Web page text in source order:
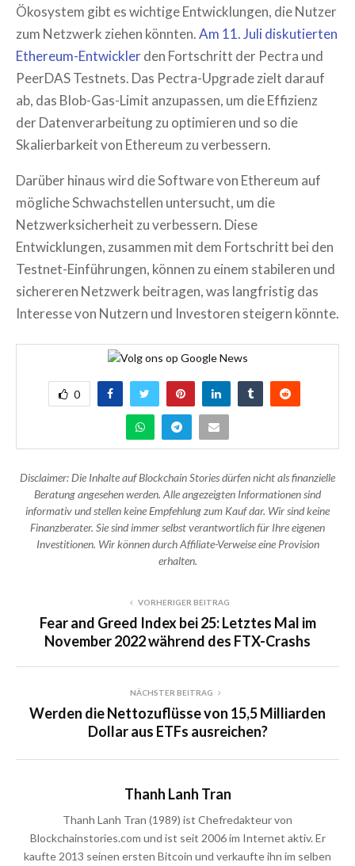
Ökosystem gibt es wichtige Entwicklungen, die Nutzer
zum Netzwerk ziehen könnten.Am 11. Juli diskutierten
Ethereum-Entwicklerden Fortschritt der Pectra und
PeerDAS Testnets. Das Pectra-Upgrade zielt darauf
ab, das Blob-Gas-Limit anzupassen, um die Effizienz
der Datenverarbeitung zu optimieren und so die
Skalierbarkeit von Ethereum zu verbessern.
Darüber hinaus wird die Software von Ethereum auf
mögliche Schwachstellen untersucht, um die
Netzwerksicherheit zu verbessern. Diese
Entwicklungen, zusammen mit dem Fortschritt bei den
Testnet-Einführungen, können zu einem stabileren und
sichereren Netzwerk beitragen, was langfristig das
Interesse von Nutzern und Investoren steigern könnte.
0
Disclaimer: Die Inhalte auf Blockchain Stories dürfen nicht als finanzielle
Beratung angesehen werden. Alle angezeigten Informationen sind
informativ und stellen keine Empfehlung zum Kauf dar. Wir sind keine
Finanzberater. Sie sind immer selbst verantwortlich für Ihre eigenen
Investitionen. Wir können durch Affiliate-Verweise eine Provision
erhalten.
VORHERIGER BEITRAG
Fear and Greed Index bei 25: Letztes Mal im
November 2022 während des FTX-Crashs
NÄCHSTER BEITRAG
Werden die Nettozuflüsse von 15,5 Milliarden
Dollar aus ETFs ausreichen?
Thanh Lanh Tran
Thanh Lanh Tran (1989) ist Chefredakteur von
Blockchainstories.com und ist seit 2006 im Internet aktiv. Er
kaufte 2013 seinen ersten Bitcoin und verkaufte ihn im selben